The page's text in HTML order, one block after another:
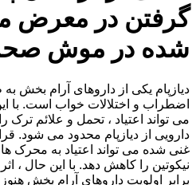
گرفتن در معرض
شده در موش
دیازپام یکی از داروهای آرام بخش
اضطراب و اختلالات خواب است. با
می تواند اعتیاد ، تحمل و علائم ترک را
دارویی از دیازپام محدود می شود.
غنی شده می تواند اعتیاد به محرک ها
نیکوتین را کاهش دهد. با این حال ،
برابر اولویت داروهای آرام بخش